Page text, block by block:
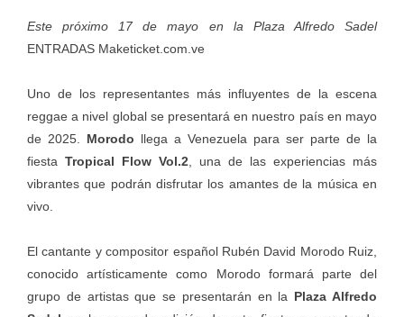
Este próximo 17 de mayo en la Plaza Alfredo Sadel
ENTRADAS Maketicket.com.ve
Uno de los representantes más influyentes de la escena
reggae a nivel global se presentará en nuestro país en mayo
de 2025. Morodo llega a Venezuela para ser parte de la
fiesta Tropical Flow Vol.2, una de las experiencias más
vibrantes que podrán disfrutar los amantes de la música en
vivo.
El cantante y compositor español Rubén David Morodo Ruiz,
conocido artísticamente como Morodo formará parte del
grupo de artistas que se presentarán en la Plaza Alfredo